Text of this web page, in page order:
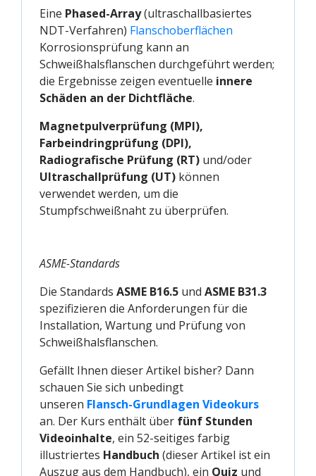
Eine Phased-Array(ultraschallbasiertes
NDT-Verfahren) Flanschoberflächen
Korrosionsprüfung kann an
Schweißhalsflanschen durchgeführt werden;
die Ergebnisse zeigen eventuelle innere
Schäden an der Dichtfläche.
Magnetpulverprüfung (MPI),
Farbeindringprüfung (DPI),
Radiografische Prüfung (RT) und/oder
Ultraschallprüfung (UT) können
verwendet werden, um die
Stumpfschweißnaht zu überprüfen.
ASME-Standards
Die Standards ASME B16.5 und ASME B31.3
spezifizieren die Anforderungen für die
Installation, Wartung und Prüfung von
Schweißhalsflanschen.
Gefällt Ihnen dieser Artikel bisher? Dann
schauen Sie sich unbedingt
unseren Flansch-Grundlagen Videokurs
an. Der Kurs enthält über fünf Stunden
Videoinhalte, ein 52-seitiges farbig
illustriertes Handbuch (dieser Artikel ist ein
Auszug aus dem Handbuch), ein Quiz und